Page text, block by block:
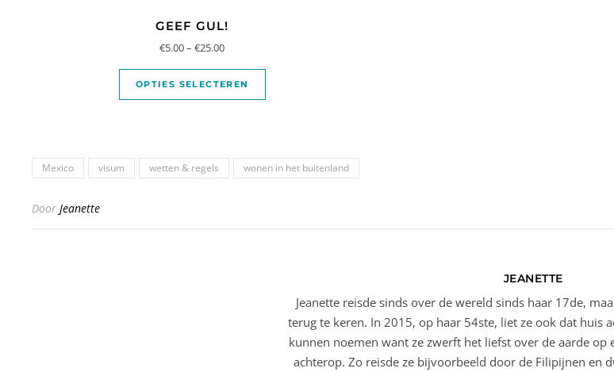
GEEF GUL!
€5.00–€25.00
OPTIES SELECTEREN
Mexico visum wetten & regels wonen in het buitenland
Door Jeanette
JEANETTE
Jeanette reisde sinds over de wereld sinds haar 17de,
terug te keren. In 2015, op haar 54ste, liet ze ook dat huis
kunnen noemen want ze zwerft het liefst over de aarde
achterop. Zo reisde ze bijvoorbeeld door de Filipijnen en